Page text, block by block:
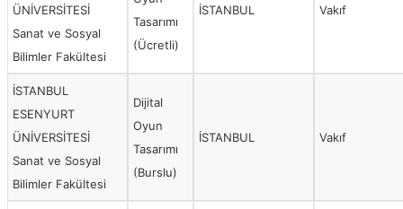
ÜNİVERSİTESİ
Sanat ve Sosyal
Bilimler Fakültesi
Tasarımı
(Ücretli)
İSTANBUL Vakıf
İSTANBUL
ESENYURT
ÜNİVERSİTESİ
Sanat ve Sosyal
Bilimler Fakültesi
Dijital
Oyun
Tasarımı
(Burslu)
İSTANBUL Vakıf